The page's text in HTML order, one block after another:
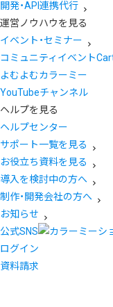
開発・API連携代行
運営ノウハウを見る
イベント・セミナー
コミュニティイベント
よむよむカラーミー
YouTubeチャンネル
ヘルプを見る
ヘルプセンター
サポート一覧を見る
お役立ち資料を見る
導入を検討中の方へ
制作・開発会社の方へ
お知らせ
公式SNS
ログイン
資料請求